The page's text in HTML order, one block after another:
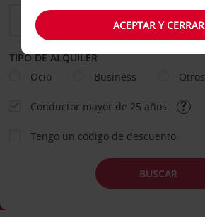
TIPO DE ALQUILER
Ocio
Business Otros
Conductor mayor de 25 años
Tengo un código de descuento
BUSCAR
ACEPTAR Y CERRAR